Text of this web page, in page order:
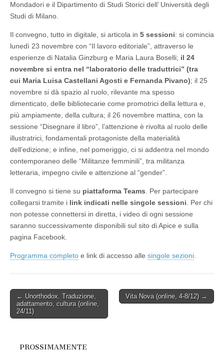
Mondadori e il Dipartimento di Studi Storici dell’ Università degli
Studi di Milano.
Il convegno, tutto in digitale, si articola in 5 sessioni: si comincia
lunedì 23 novembre con “Il lavoro editoriale”, attraverso le
esperienze di Natalia Ginzburg e Maria Laura Boselli; il 24
novembre si entra nel “laboratorio delle traduttrici” (tra
cui Maria Luisa Castellani Agosti e Fernanda Pivano); il 25
novembre si dà spazio al ruolo, rilevante ma spesso
dimenticato, delle bibliotecarie come promotrici della lettura e,
più ampiamente, della cultura; il 26 novembre mattina, con la
sessione “Disegnare il libro”, l’attenzione è rivolta al ruolo delle
illustratrici, fondamentali protagoniste della materialità
dell’edizione; e infine, nel pomeriggio, ci si addentra nel mondo
contemporaneo delle “Militanze femminili”, tra militanza
letteraria, impegno civile e attenzione al “gender”.
Il convegno si tiene su piattaforma Teams . Per partecipare
collegarsi tramite i link indicati nelle singole sessioni . Per chi
non potesse connettersi in diretta, i video di ogni sessione
saranno successivamente disponibili sul sito di Apice e sulla
pagina Facebook.
Programma completo e link di accesso alle singole sezioni
Post
navigation
← Unorthodox. Traduzione,
adattamento, cultura (online,
24/11)
Vita Nova (online, 4-8/12) →
PROSSIMAMENTE